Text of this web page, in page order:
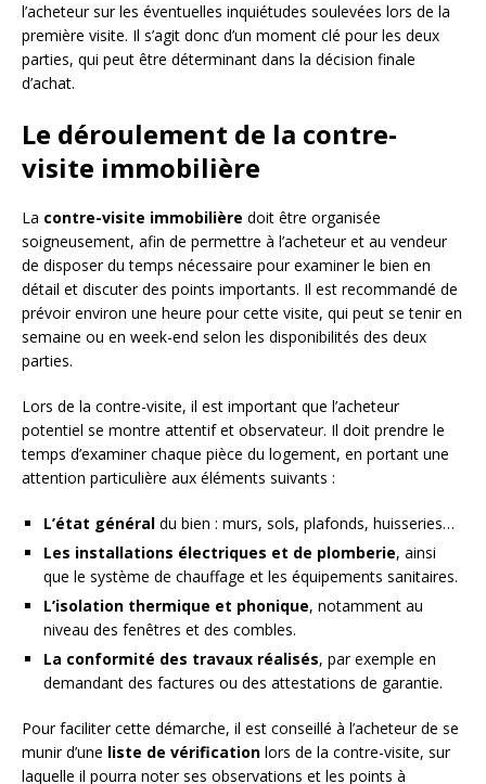
l’acheteur sur les éventuelles inquiétudes soulevées lors de la
première visite. Il s’agit donc d’un moment clé pour les deux
parties, qui peut être déterminant dans la décision finale
d’achat.
Le déroulement de la contre-
visite immobilière
La contre-visite immobilière doit être organisée
soigneusement, afin de permettre à l’acheteur et au vendeur
de disposer du temps nécessaire pour examiner le bien en
détail et discuter des points importants. Il est recommandé de
prévoir environ une heure pour cette visite, qui peut se tenir en
semaine ou en week-end selon les disponibilités des deux
parties.
Lors de la contre-visite, il est important que l’acheteur
potentiel se montre attentif et observateur. Il doit prendre le
temps d’examiner chaque pièce du logement, en portant une
attention particulière aux éléments suivants :
L’état général du bien : murs, sols, plafonds, huisseries…
Les installations électriques et de plomberie, ainsi
que le système de chauffage et les équipements sanitaires.
L’isolation thermique et phonique, notamment au
niveau des fenêtres et des combles.
La conformité des travaux réalisés, par exemple en
demandant des factures ou des attestations de garantie.
Pour faciliter cette démarche, il est conseillé à l’acheteur de se
munir d’une liste de vérification lors de la contre-visite, sur
laquelle il pourra noter ses observations et les points à